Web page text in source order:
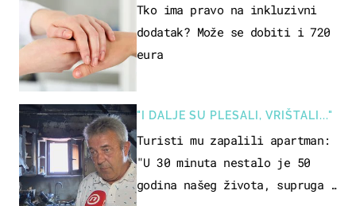
Tko ima pravo na inkluzivni
dodatak? Može se dobiti i 720
eura
"I DALJE SU PLESALI, VRIŠTALI..."
Turisti mu zapalili apartman:
"U 30 minuta nestalo je 50
godina našeg života, supruga i